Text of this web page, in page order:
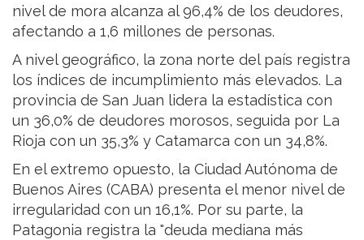
nivel de mora alcanza al 96,4% de los deudores,
afectando a 1,6 millones de personas.
A nivel geográfico, la zona norte del país registra
los índices de incumplimiento más elevados. La
provincia de San Juan lidera la estadística con
un 36,0% de deudores morosos, seguida por La
Rioja con un 35,3% y Catamarca con un 34,8%.
En el extremo opuesto, la Ciudad Autónoma de
Buenos Aires (CABA) presenta el menor nivel de
irregularidad con un 16,1%. Por su parte, la
Patagonia registra la "deuda mediana más